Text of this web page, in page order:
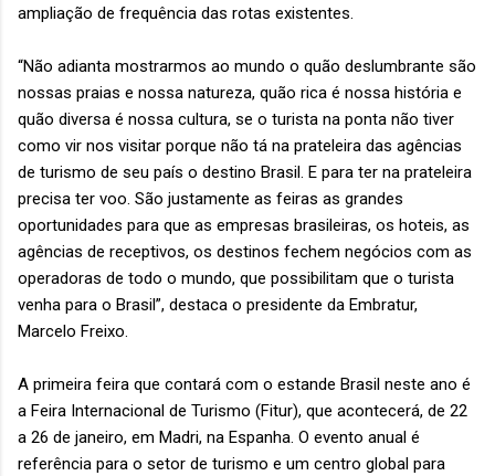
ampliação de frequência das rotas existentes.
“Não adianta mostrarmos ao mundo o quão deslumbrante são
nossas praias e nossa natureza, quão rica é nossa história e
quão diversa é nossa cultura, se o turista na ponta não tiver
como vir nos visitar porque não tá na prateleira das agências
de turismo de seu país o destino Brasil. E para ter na prateleira
precisa ter voo. São justamente as feiras as grandes
oportunidades para que as empresas brasileiras, os hoteis, as
agências de receptivos, os destinos fechem negócios com as
operadoras de todo o mundo, que possibilitam que o turista
venha para o Brasil”, destaca o presidente da Embratur,
Marcelo Freixo.
A primeira feira que contará com o estande Brasil neste ano é
a Feira Internacional de Turismo (Fitur), que acontecerá, de 22
a 26 de janeiro, em Madri, na Espanha. O evento anual é
referência para o setor de turismo e um centro global para